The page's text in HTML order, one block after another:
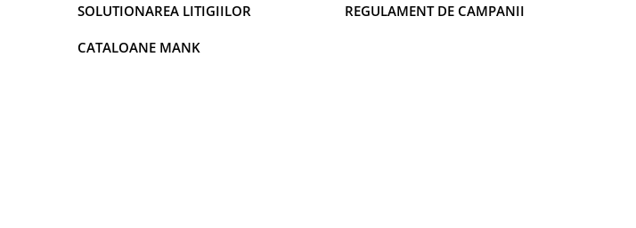
SOLUTIONAREA LITIGIILOR
CATALOANE MANK
REGULAMENT DE CAMPANII